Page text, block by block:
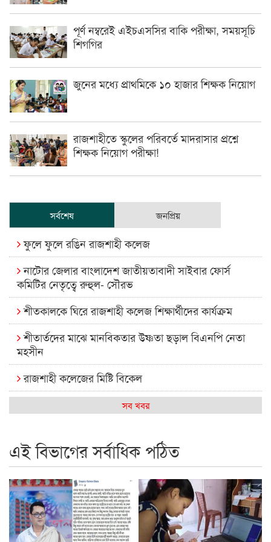
পূর্ণ নম্বরেই এইচএসসির বাকি পরীক্ষা, সময়সূচি
শিগগির
জুনের মধ্যে প্রাথমিকে ১০ হাজার শিক্ষক নিয়োগ
রাজশাহীতে স্কুলের পরিবর্তে মাদরাসার প্রশ্নে
শিক্ষক নিয়োগ পরীক্ষা!
সর্বশেষ জনপ্রিয়
ফুলে ফুলে রঙিন রাজশাহী কলেজ
নাটোর জেলার বাংলাদেশ জাতীয়তাবাদী সাইবার ফোর্স
কমিটির নেতৃত্বে রুহুল- সৌরভ
শীতকালকে ঘিরে রাজশাহী কলেজ শিক্ষার্থীদের কার্যক্রম
শীতার্তদের মাঝে মানবিকতার উষ্ণতা ছড়াল বিএনপি নেতা
মহসীন
রাজশাহী কলেজের মিষ্টি বিকেল
কেমন আছে আমাদের দেশের মধ্যবিত্তরা
রাজশাইন একাডেমির ফল প্রকাশ ও পুরস্কার বিতরণ
রাজশাহী কলেজের শিক্ষার্থী শাখাওয়াত পেলেন স্টার এক্সিলেন্স
অ্যাওয়ার্ড
বিশ্ব নদী বিবস উপলক্ষে নদী সুরক্ষায় নাওযাত্রা
সব খবর
এই বিভাগের সর্বাধিক পঠিত